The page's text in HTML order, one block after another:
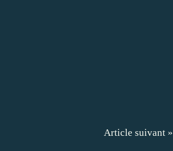
Article suivant »